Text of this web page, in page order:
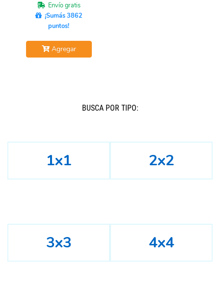
Envío gratis
¡Sumás 3862
puntos!
Agregar
BUSCÁ POR TIPO:
1x1 2x2
3x3 4x4